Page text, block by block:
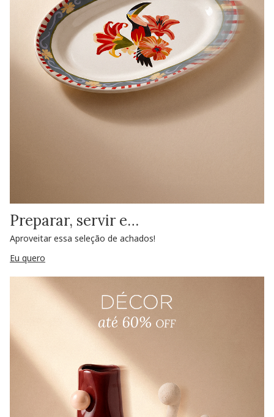
Preparar, servir e…
Aproveitar essa seleção de achados!
Eu quero